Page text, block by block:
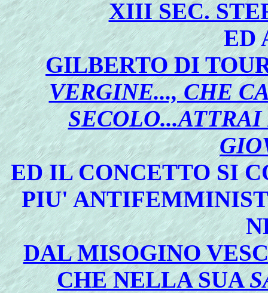
XIII SEC.
ED
GILBERTO DI
VERGINE..., CHE
ED IL CONCETTO SI
PIU'
DAL MISOGINO
CHE NELLA SUA